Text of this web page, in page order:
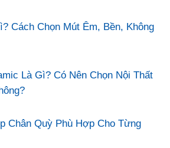
Cách Chọn Mút Êm, Bền, Không
Là Gì? Có Nên Chọn Nội Thất
Chân Quỳ Phù Hợp Cho Từng